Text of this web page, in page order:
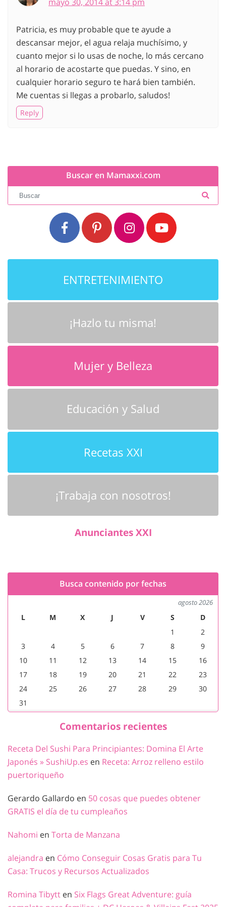
Patricia, es muy probable que te ayude a
descansar mejor, el agua relaja muchísimo, y
cuanto mejor si lo usas de noche, lo más cercano
al horario de acostarte que puedas. Y sino, en
cualquier horario seguro te hará bien también.
Me cuentas si llegas a probarlo, saludos!
Reply
Buscar en Mamaxxi.com
ENTRETENIMIENTO
¡Hazlo tu misma!
Mujer y Belleza
Educación y Salud
Recetas XXI
¡Trabaja con nosotros!
Anunciantes XXI
Busca contenido por fechas
agosto 2026
L M X J V S
D
1
2
3
4 5 6 7 8
9
10
11 12 13 14 15
16
17
18 19 20 21 22
23
24
25 26 27 28 29
30
31
Comentarios recientes
Receta Del Sushi Para Principiantes: Domina El Arte
Japonés » SushiUp.es en Receta: Arroz relleno estilo
puertoriqueño
Gerardo Gallardo en 50 cosas que puedes obtener
GRATIS el día de tu cumpleaños
Nahomi en Torta de Manzana
alejandra en Cómo Conseguir Cosas Gratis para Tu
Casa: Trucos y Recursos Actualizados
Romina Tibytt en Six Flags Great Adventure: guía